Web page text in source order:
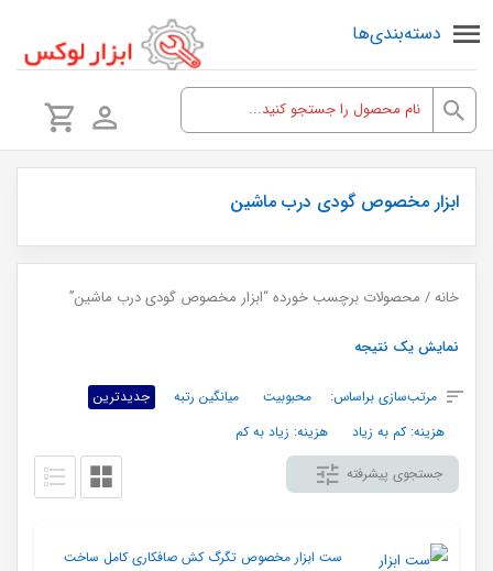
دسته‌بندی‌ها
ابزار مخصوص گودی درب ماشین
خانه/ محصولات برچسب خورده “ابزار مخصوص گودی درب ماشین”
نمایش یک نتیجه
مرتب‌سازی براساس: محبوبیت میانگین رتبه
جدیدترین
هزینه: کم به زیاد
هزینه: زیاد به کم
جستجوی پیشرفته
ست ابزار مخصوص تگرگ کش صافکاری کامل ساخت